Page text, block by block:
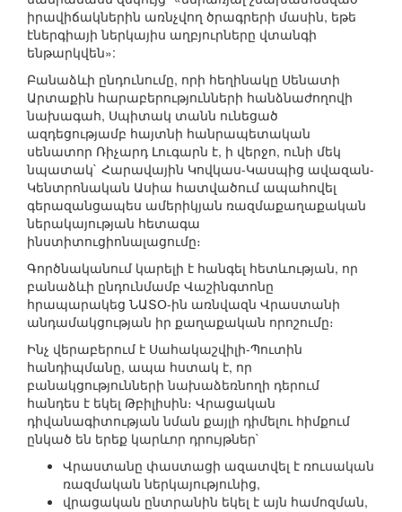
իրավիճակներին առնչվող ծրագրերի մասին, եթե
էներգիայի ներկայիս աղբյուրները վտանգի
ենթարկվեն»:
Բանաձևի ընդունումը, որի հեղինակը Սենատի
Արտաքին հարաբերությունների հանձնաժողովի
նախագահ, Սպիտակ տանն ունեցած
ազդեցությամբ հայտնի հանրապետական
սենատոր Ռիչարդ Լուգարն է, ի վերջո, ունի մեկ
նպատակ` Հարավային Կովկաս-Կասպից ավազան-
Կենտրոնական Ասիա հատվածում ապահովել
գերազանցապես ամերիկյան ռազմաքաղաքական
ներակայության հետագա
ինստիտուցիոնալացումը։
Գործնականում կարելի է հանգել հետևության, որ
բանաձևի ընդունմամբ Վաշինգտոնը
հրապարակեց ՆԱՏՕ-ին առնվազն Վրաստանի
անդամակցության իր քաղաքական որոշումը։
Ինչ վերաբերում է Սահակաշվիլի-Պուտին
հանդիպմանը, ապա հստակ է, որ
բանակցությունների նախաձեռնողի դերում
հանդես է եկել Թբիլիսին։ Վրացական
դիվանագիտության նման քայլի դիմելու հիմքում
ընկած են երեք կարևոր դրույթներ`
Վրաստանը փաստացի ազատվել է ռուսական
ռազմական ներկայությունից,
վրացական ընտրանին եկել է այն համոզման,